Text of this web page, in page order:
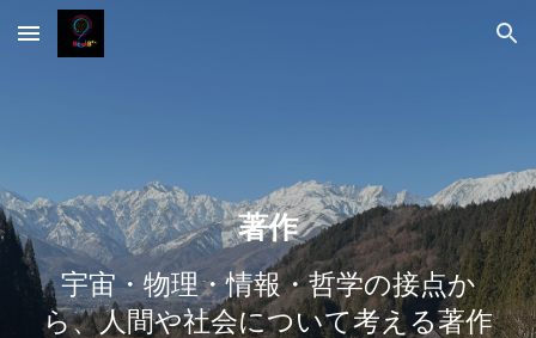
Skip to main content Skip to navigation
著作
宇宙・物理・情報・哲学の接点か
ら、人間や社会について考える著作